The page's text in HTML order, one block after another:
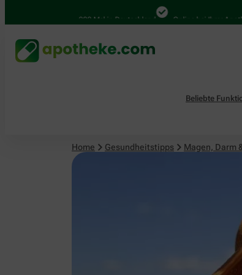
4.000 Mal in Deutschland Online bei Ihrer
Beliebte
Home Gesundheitstipps Magen, Darm
Magen, Darm & Verdauung